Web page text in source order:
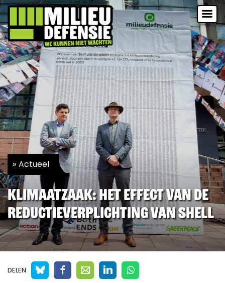
Actueel
Klimaatzaak: het effect van de
reductieverplichting van Shell
DELEN